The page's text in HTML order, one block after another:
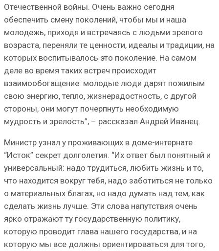
Отечественной войны. Очень важно сегодня
обеспечить смену поколений, чтобы мы и наша
молодежь, приходя и встречаясь с людьми зрелого
возраста, переняли те ценности, идеалы и традиции, на
которых воспитывалось это поколение. На самом
деле во время таких встреч происходит
взаимообогащение: молодые люди дарят пожилым
свою энергию, тепло, жизнерадостность, с другой
стороны, они могут почерпнуть необходимую
мудрость и зрелость”, – рассказал Андрей Иванец.
Министр узнал у проживающих в доме-интернате
“Исток” секрет долголетия. “Их ответ был понятный и
универсальный: надо трудиться, любить жизнь и то,
что находится вокруг тебя, надо заботиться не только
о материальных благах, но надо думать над тем, как
сделать жизнь лучше. Эти слова напутствия очень
ярко отражают ту государственную политику,
которую проводит глава нашего государства, и на
которую мы все должны ориентироваться для того,